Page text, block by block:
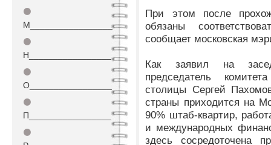
⚫
М_________________
⚫
Н_________________
⚫
О_________________
⚫
П_________________
⚫
При этом после
обязаны
сообщает московская
Как заявил на
председатель
столицы Сергей
страны приходится на
90% штаб-квартир,
и международных
здесь сосредоточена